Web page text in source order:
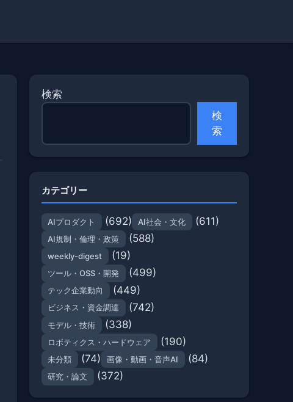
検索
検
索
カテゴリー
AIプロダクト (692) AI社会・文化 (611)
AI規制・倫理・政策 (588)
weekly-digest (19)
ツール・OSS・開発 (499)
テック企業動向 (449)
ビジネス・資金調達 (742)
モデル・技術 (338)
ロボティクス・ハードウェア (190)
未分類 (74) 画像・動画・音声AI (84)
研究・論文 (372)